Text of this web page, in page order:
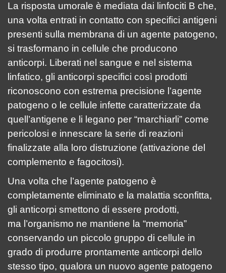
La risposta umorale è mediata dai linfociti B che,
una volta entrati in contatto con specifici antigeni
presenti sulla membrana di un agente patogeno,
si trasformano in cellule che producono
anticorpi. Liberati nel sangue e nel sistema
linfatico, gli anticorpi specifici così prodotti
riconoscono con estrema precisione l’agente
patogeno o le cellule infette caratterizzate da
quell’antigene e li legano per “marchiarli” come
pericolosi e innescare la serie di reazioni
finalizzate alla loro distruzione (attivazione del
complemento e fagocitosi).
Una volta che l’agente patogeno è
completamente eliminato e la malattia sconfitta,
gli anticorpi smettono di essere prodotti,
ma l’organismo ne mantiene la “memoria”
conservando un piccolo gruppo di cellule in
grado di produrre prontamente anticorpi dello
stesso tipo, qualora un nuovo agente patogeno